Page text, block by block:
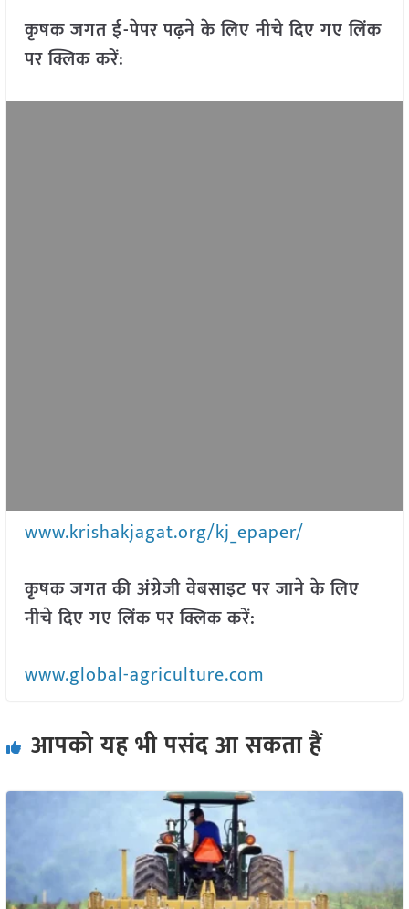
कृषक जगत ई-पेपर पढ़ने के लिए नीचे दिए गए लिंक
पर क्लिक करें:
www.krishakjagat.org/kj_epaper/
कृषक जगत की अंग्रेजी वेबसाइट पर जाने के लिए
नीचे दिए गए लिंक पर क्लिक करें:
www.global-agriculture.com
आपको यह भी पसंद आ सकता हैं